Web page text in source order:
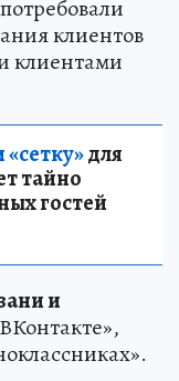
клиентов
клиентами
для
тайно
гостей
и